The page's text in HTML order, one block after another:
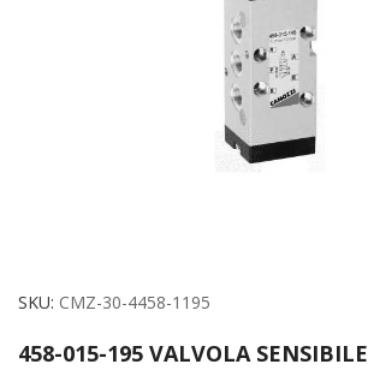
Vai
della
SKU CMZ-30-4458-1195
458-015-195 VALVOLA SENSIBILE